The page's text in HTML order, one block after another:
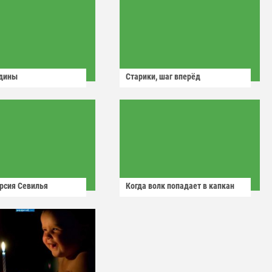
Старики, шаг вперёд
Севилья Когда волк попадает в капкан